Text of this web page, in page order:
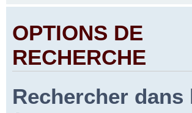
OPTIONS DE
RECHERCHE
Rechercher dans